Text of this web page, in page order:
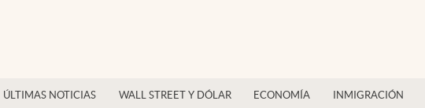
ÚLTIMAS NOTICIAS WALL STREET Y DÓLAR ECONOMÍA INMIGRACIÓN
Finanzas y economía